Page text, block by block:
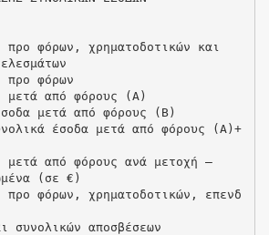
φόρων, χρηματοδοτικών και
φόρων
από φόρους (Α)
μετά από φόρους (Β)
έσοδα μετά από φόρους (Α)+
από φόρους ανά μετοχή –
(σε €)
φόρων, χρηματοδοτικών, επενδ
συνολικών αποσβέσεων